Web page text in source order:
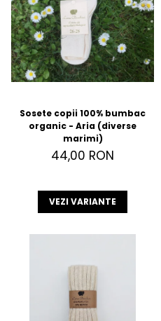
Sosete copii 100% bumbac
organic - Aria (diverse
marimi)
44,00 RON
VEZI VARIANTE